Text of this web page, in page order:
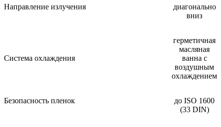
Направление излучения
диагонально
вниз
Система охлаждения
герметичная
масляная
ванна с
воздушным
охлаждением
Безопасность пленок
до ISO 1600
(33 DIN)